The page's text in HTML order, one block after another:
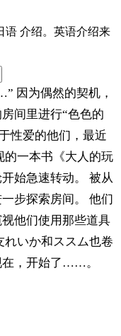
语 介绍。英语介绍来
因为偶然的契机，
间里进行“色色的
性爱的他们，最近
的一本书《大人的玩
始急速转动。 被从
步探索房间。 他们
他们使用那些道具
れいか和ススム也卷
在，开始了……。